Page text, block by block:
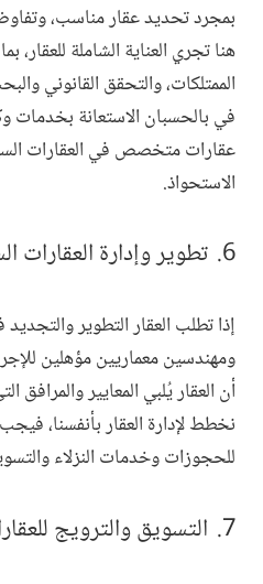
بمجرد تحديد عقار مناسب،
هنا تجري العناية الشاملة
الممتلكات، والتحقق القانوني
في بالحسبان الاستعانة بخدمات
عقارات متخصص في العقارات
الاستحواذ.
تطوير وإدارة العقارات
إذا تطلب العقار التطوير
ومهندسين معماريين مؤهلين
أن العقار يُلبي المعايير والمرافق
نخطط لإدارة العقار بأنفسنا،
للحجوزات وخدمات النزلاء
التسويق والترويج